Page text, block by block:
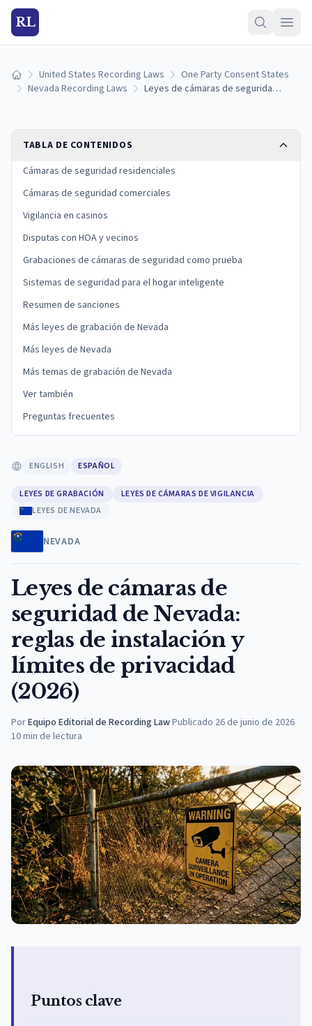
RL
Inicio United States Recording Laws
One Party Consent States
Nevada Recording Laws
Leyes de cámaras de seguridad de Nevada: reglas de instalación y límites de privacidad (2026)
TABLA DE CONTENIDOS
Cámaras de seguridad residenciales
Cámaras de seguridad comerciales
Vigilancia en casinos
Disputas con HOA y vecinos
Grabaciones de cámaras de seguridad como prueba
Sistemas de seguridad para el hogar inteligente
Resumen de sanciones
Más leyes de grabación de Nevada
Más leyes de Nevada
Más temas de grabación de Nevada
Ver también
Preguntas frecuentes
ENGLISH ESPAÑOL
LEYES DE GRABACIÓN
LEYES DE CÁMARAS DE VIGILANCIA
LEYES DE NEVADA
NEVADA
Leyes de cámaras de
seguridad de Nevada:
reglas de instalación y
límites de privacidad
(2026)
PorEquipo Editorial de Recording Law·Publicado 26 de junio de 2026
10min de lectura
Puntos clave